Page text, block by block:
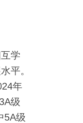
学
平。
年
级
5A级